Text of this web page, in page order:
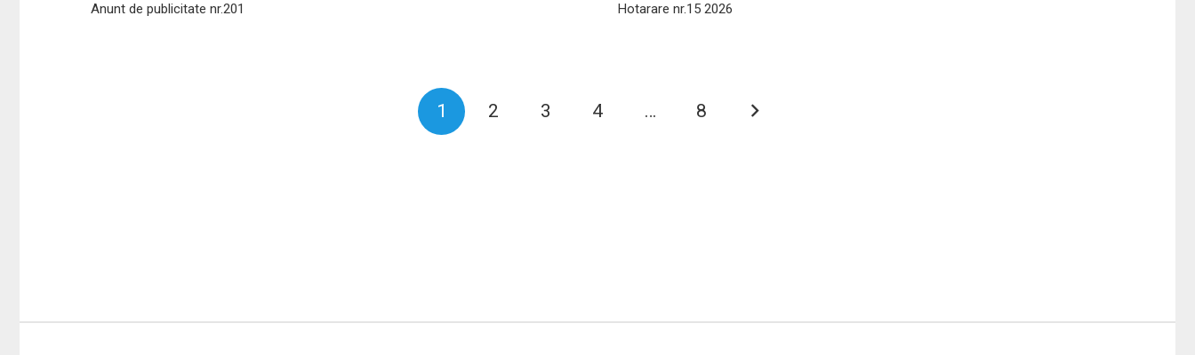
Anunt de publicitate nr.201 Hotarare nr.15 2026
1 2 3 4 … 8